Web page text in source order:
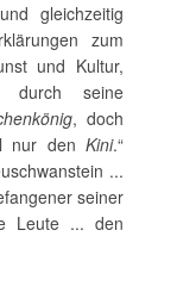
gleichzeitig
zum
und Kultur,
durch seine
, doch
nur den Kini.“
...
seiner
Leute ... den